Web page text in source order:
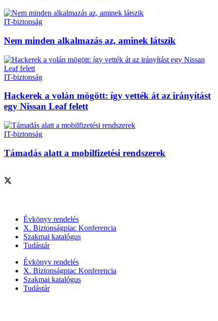
IT-biztonság
Nem minden alkalmazás az, aminek látszik
IT-biztonság
Hackerek a volán mögött: így vették át az irányítást
egy Nissan Leaf felett
IT-biztonság
Támadás alatt a mobilfizetési rendszerek
Évkönyv rendelés
X. Biztonságpiac Konferencia
Szakmai katalógus
Tudástár
Évkönyv rendelés
X. Biztonságpiac Konferencia
Szakmai katalógus
Tudástár